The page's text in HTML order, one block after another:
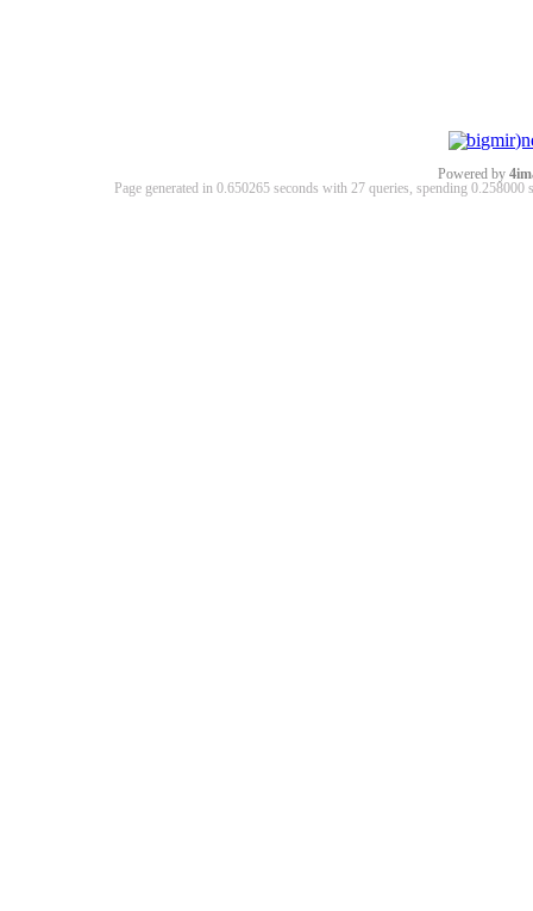
Powered by
Page generated in 0.650265 seconds with 27 queries, spending